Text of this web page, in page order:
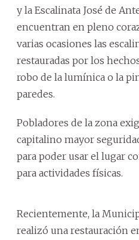
y la Escalinata José de
encuentran en pleno
varias ocasiones las
restauradas por los
robo de la lumínica o la
paredes.
Pobladores de la zona
capitalino mayor
para poder usar el lugar
para actividades físicas.
Recientemente, la
realizó una restauración